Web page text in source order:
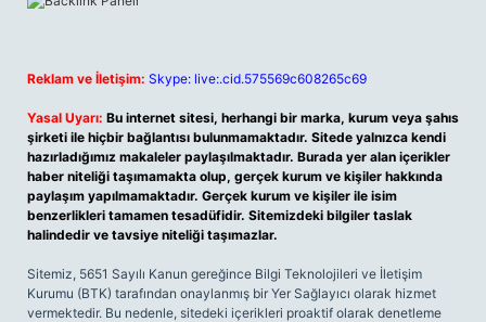
Reklam ve İletişim: Skype: live:.cid.575569c608265c69
Yasal Uyarı: Bu internet sitesi, herhangi bir marka, kurum veya şahıs
şirketi ile hiçbir bağlantısı bulunmamaktadır. Sitede yalnızca kendi
hazırladığımız makaleler paylaşılmaktadır. Burada yer alan içerikler
haber niteliği taşımamakta olup, gerçek kurum ve kişiler hakkında
paylaşım yapılmamaktadır. Gerçek kurum ve kişiler ile isim
benzerlikleri tamamen tesadüfidir. Sitemizdeki bilgiler taslak
halindedir ve tavsiye niteliği taşımazlar.
Sitemiz, 5651 Sayılı Kanun gereğince Bilgi Teknolojileri ve İletişim
Kurumu (BTK) tarafından onaylanmış bir Yer Sağlayıcı olarak hizmet
vermektedir. Bu nedenle, sitedeki içerikleri proaktif olarak denetleme